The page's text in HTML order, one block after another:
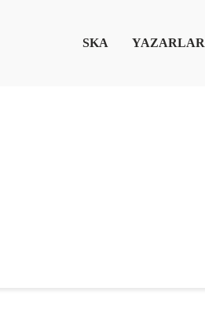
SKA YAZARLAR